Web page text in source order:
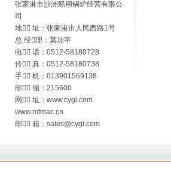
张家港市沙洲船用锅炉经营有限公
司
地 址：张家港市人民西路1号
总 经理：莫加平
电 话：0512-58180728
传 真：0512-58180738
手 机：013901569138
邮 编：215600
网 址：www.cygl.com
www.mfmac.cn
邮 箱：sales@cygl.com